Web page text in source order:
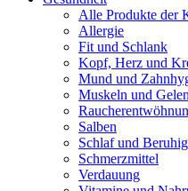
Alle Produkte der
Allergie
Fit und Schlank
Kopf, Herz und
Mund und
Muskeln und
Salben
Schlaf und
Schmerzmittel
Verdauung